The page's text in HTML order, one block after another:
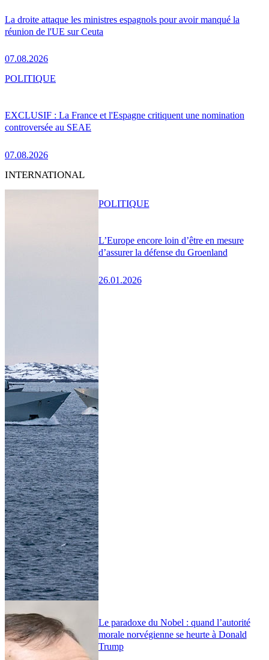
La droite attaque les ministres espagnols pour avoir manqué la
réunion de l'UE sur Ceuta
07.08.2026
EXCLUSIF : La France et l'Espagne critiquent une nomination
controversée au SEAE
07.08.2026
POLITIQUE
INTERNATIONAL
L’Europe encore loin d’être en mesure
d’assurer la défense du Groenland
26.01.2026
POLITIQUE
Le paradoxe du Nobel : quand l’autorité
morale norvégienne se heurte à Donald
Trump